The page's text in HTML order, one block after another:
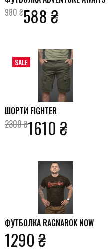
980 ₴588 ₴
SALE
ШОРТИ FIGHTER
2300 ₴1610 ₴
ФУТБОЛКА RAGNAROK NOW
1290 ₴